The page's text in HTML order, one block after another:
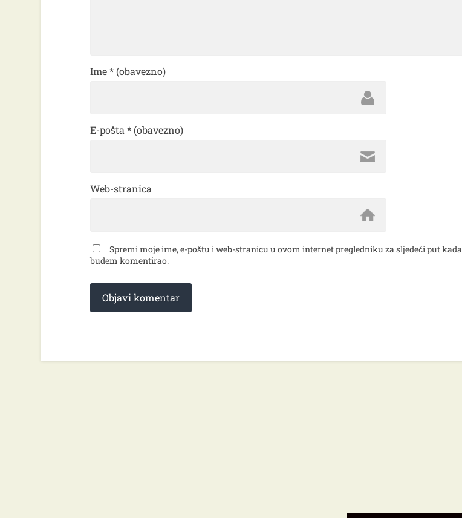
Ime* (obavezno)
E-pošta * (obavezno)
Web-stranica
Spremi moje ime, e-poštu i web-stranicu u ovom internet pregledniku za sljedeći put kada
budem komentirao.